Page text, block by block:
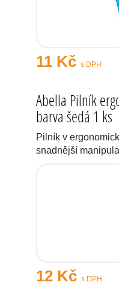
11 Kč s DPH
Abella Pilník
barva šedá 1 ks
Pilník v
snadnější
12 Kč s DPH